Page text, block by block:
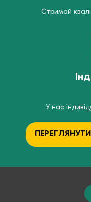
Отримай
У нас